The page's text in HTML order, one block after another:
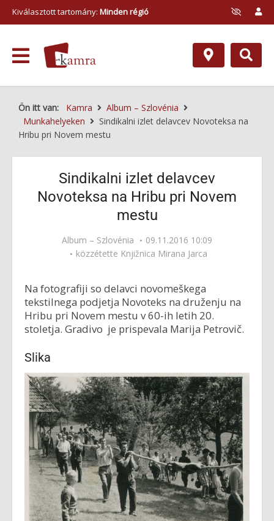
Kiválasztott tartomány: Minden régió
Ön itt van: Kamra
Album – Szlovénia
Munkahelyeken
Sindikalni izlet delavcev Novoteksa na
Hribu pri Novem mestu
Sindikalni izlet delavcev
Novoteksa na Hribu pri Novem
mestu
Album – Szlovénia
09.11.2016 10:09
közzétette Knjižnica Mirana Jarca
Na fotografiji so delavci novomeškega
tekstilnega podjetja Novoteks na druženju na
Hribu pri Novem mestu v 60-ih letih 20.
stoletja. Gradivo je prispevala Marija Petrovič.
Slika